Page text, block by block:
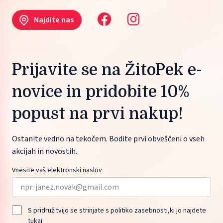
Najdite nas
Prijavite se na ŽitoPek e-
novice in pridobite 10%
popust na prvi nakup!
Ostanite vedno na tekočem. Bodite prvi obveščeni o vseh
akcijah in novostih.
Vnesite vaš elektronski naslov
S pridružitvijo se strinjate s politiko zasebnosti,ki jo najdete
tukaj